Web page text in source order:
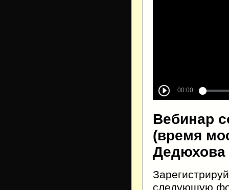
Вебинар
(время
Дедюхова
следующую